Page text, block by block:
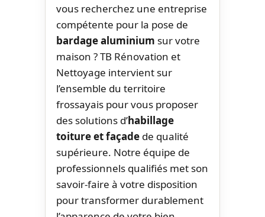
vous recherchez une entreprise
compétente pour la pose de
bardage aluminium sur votre
maison ? TB Rénovation et
Nettoyage intervient sur
l’ensemble du territoire
frossayais pour vous proposer
des solutions d’habillage
toiture et façade de qualité
supérieure. Notre équipe de
professionnels qualifiés met son
savoir-faire à votre disposition
pour transformer durablement